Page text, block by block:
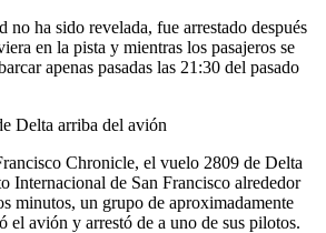
ha sido revelada, fue arrestado después
en la pista y mientras los pasajeros se
apenas pasadas las 21:30 del pasado
Delta arriba del avión
Chronicle, el vuelo 2809 de Delta
Internacional de San Francisco alrededor
minutos, un grupo de aproximadamente
el avión y arrestó de a uno de sus pilotos.